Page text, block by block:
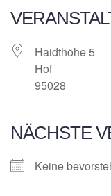
Haidthöhe 5
Hof
95028
NÄCHSTE
Keine